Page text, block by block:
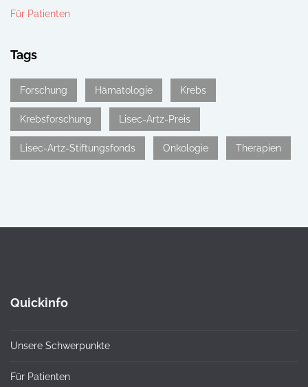
Für Patienten
Tags
Forschung Hämatologie Krebs
Krebsforschung Lisec-Artz-Preis
Lisec-Artz-Stiftungsfonds Onkologie Therapien
Quickinfo
Unsere Schwerpunkte
Für Patienten